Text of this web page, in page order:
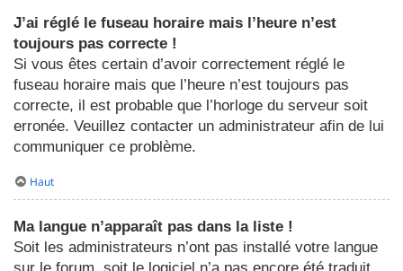
J’ai réglé le fuseau horaire mais l’heure n’est
toujours pas correcte !
Si vous êtes certain d’avoir correctement réglé le
fuseau horaire mais que l’heure n’est toujours pas
correcte, il est probable que l’horloge du serveur soit
erronée. Veuillez contacter un administrateur afin de lui
communiquer ce problème.
Haut
Ma langue n’apparaît pas dans la liste !
Soit les administrateurs n’ont pas installé votre langue